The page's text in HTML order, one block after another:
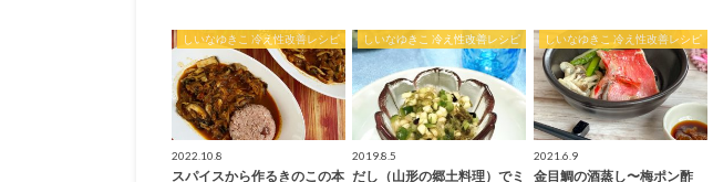
しいなゆきこ 冷え性改善レシピ
2022.10.8
スパイスから作るきのこの本
しいなゆきこ 冷え性改善レシピ
2019.8.5
だし（山形の郷土料理）でミ
しいなゆきこ 冷え性改善レシピ
2021.6.9
金目鯛の酒蒸し〜梅ポン酢